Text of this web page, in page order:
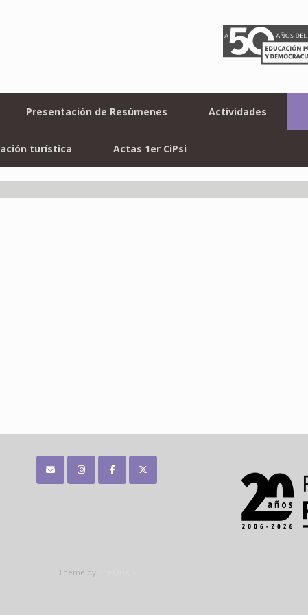
Presentación de Resúmenes Actividades
turística Actas 1er CiPsi
Theme by